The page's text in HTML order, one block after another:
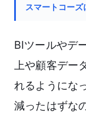
スマートコー
BIツールやデ
上や顧客デー
れるようにな
減ったはずな